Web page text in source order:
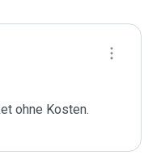
ohne Kosten.